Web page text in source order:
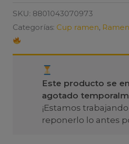
SKU: 8801043070973
Categorías: Cup ramen, Ramen
Este producto se
agotado
¡Estamos
reponerlo lo antes